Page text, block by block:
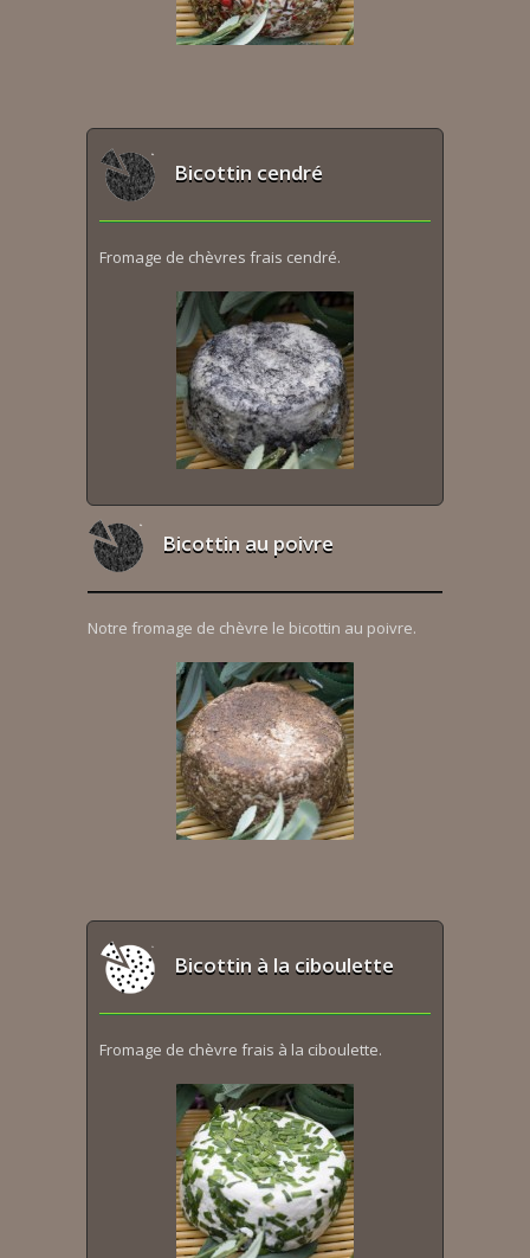
Bicottin cendré
Fromage de chèvres frais cendré.
Bicottin au poivre
Notre fromage de chèvre le bicottin au poivre.
Bicottin à la ciboulette
Fromage de chèvre frais à la ciboulette.